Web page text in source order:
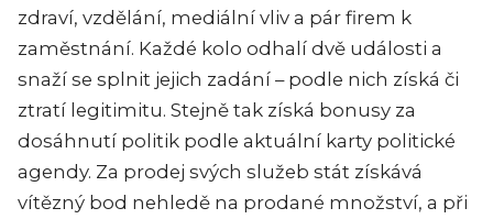
zdraví, vzdělání, mediální vliv a pár firem k
zaměstnání. Každé kolo odhalí dvě události a
snaží se splnit jejich zadání – podle nich získá či
ztratí legitimitu. Stejně tak získá bonusy za
dosáhnutí politik podle aktuální karty politické
agendy. Za prodej svých služeb stát získává
vítězný bod nehledě na prodané množství, a při